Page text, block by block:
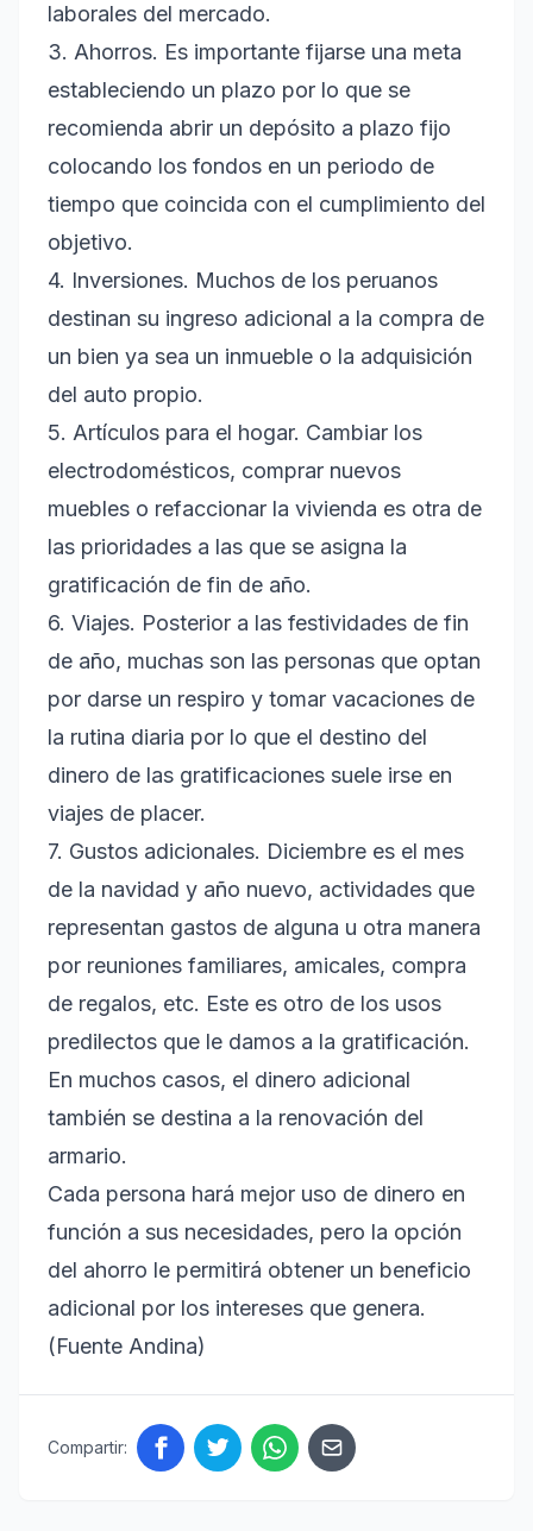
laborales del mercado.
3. Ahorros. Es importante fijarse una meta
estableciendo un plazo por lo que se
recomienda abrir un depósito a plazo fijo
colocando los fondos en un periodo de
tiempo que coincida con el cumplimiento del
objetivo.
4. Inversiones. Muchos de los peruanos
destinan su ingreso adicional a la compra de
un bien ya sea un inmueble o la adquisición
del auto propio.
5. Artículos para el hogar. Cambiar los
electrodomésticos, comprar nuevos
muebles o refaccionar la vivienda es otra de
las prioridades a las que se asigna la
gratificación de fin de año.
6. Viajes. Posterior a las festividades de fin
de año, muchas son las personas que optan
por darse un respiro y tomar vacaciones de
la rutina diaria por lo que el destino del
dinero de las gratificaciones suele irse en
viajes de placer.
7. Gustos adicionales. Diciembre es el mes
de la navidad y año nuevo, actividades que
representan gastos de alguna u otra manera
por reuniones familiares, amicales, compra
de regalos, etc. Este es otro de los usos
predilectos que le damos a la gratificación.
En muchos casos, el dinero adicional
también se destina a la renovación del
armario.
Cada persona hará mejor uso de dinero en
función a sus necesidades, pero la opción
del ahorro le permitirá obtener un beneficio
adicional por los intereses que genera.
(Fuente Andina)
Compartir: